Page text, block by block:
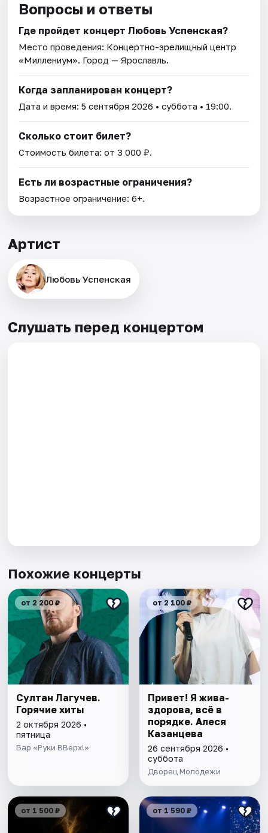
Вопросы и ответы
Где пройдет концерт Любовь Успенская?
Место проведения: Концертно-зрелищный центр
«Миллениум». Город — Ярославль.
Когда запланирован концерт?
Дата и время:5 сентября 2026 • суббота • 19:00.
Сколько стоит билет?
Стоимость билета: от 3 000 ₽.
Есть ли возрастные ограничения?
Возрастное ограничение: 6+.
Артист
Любовь Успенская
Слушать перед концертом
Похожие концерты
от 2 200 ₽
Султан Лагучев.
Горячие хиты
2 октября 2026 •
пятница
Бар «Руки ВВерх!»
от 2 100 ₽
Привет! Я жива-
здорова, всё в
порядке. Алеся
Казанцева
26 сентября 2026 •
суббота
Дворец Молодежи
от 1 500 ₽ от 1 590 ₽